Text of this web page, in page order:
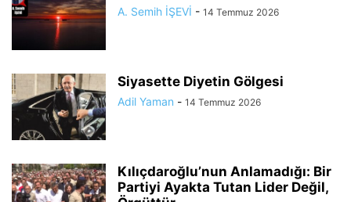
A. Semih İŞEVİ - 14 Temmuz 2026
Siyasette Diyetin Gölgesi
Adil Yaman - 14 Temmuz 2026
Kılıçdaroğlu’nun Anlamadığı: Bir
Partiyi Ayakta Tutan Lider Değil,